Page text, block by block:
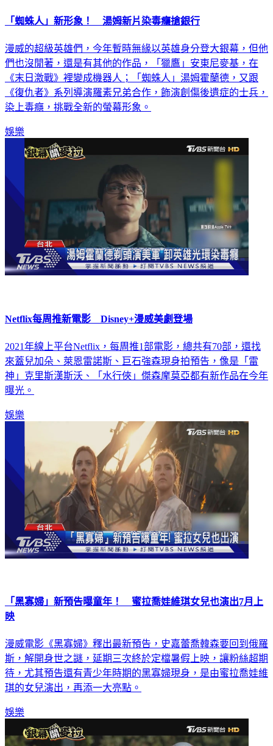
「蜘蛛人」新形象！ 湯姆新片染毒癮搶銀行
漫威的超級英雄們，今年暫時無緣以英雄身分登大銀幕，但他
們也沒閒著，還是有其他的作品，「獵鷹」安東尼麥基，在
《末日激戰》裡變成機器人；「蜘蛛人」湯姆霍蘭德，又跟
《復仇者》系列導演羅素兄弟合作，飾演創傷後遺症的士兵，
染上毒癮，挑戰全新的螢幕形象。
娛樂
Netflix每周推新電影 Disney+漫威美劇登場
2021年線上平台Netflix，每周推1部電影，總共有70部，還找
來蓋兒加朵、萊恩雷諾斯、巨石強森現身拍預告，像是「雷
神」克里斯漢斯沃、「水行俠」傑森摩莫亞都有新作品在今年
曝光。
娛樂
「黑寡婦」新預告曝童年！ 蜜拉喬娃維琪女兒也演出7月上
映
漫威電影《黑寡婦》釋出最新預告，史嘉蕾喬韓森要回到俄羅
斯，解開身世之謎，延期三次終於定檔暑假上映，讓粉絲超期
待，尤其預告還有青少年時期的黑寡婦現身，是由蜜拉喬娃維
琪的女兒演出，再添一大亮點。
娛樂